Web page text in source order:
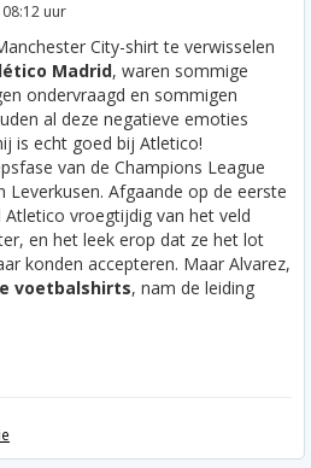
uur
City-shirt te verwisselen
Madrid, waren sommige
ondervraagd en sommigen
al deze negatieve emoties
is echt goed bij Atletico!
van de Champions League
Leverkusen. Afgaande op de eerste
vroegtijdig van het veld
en het leek erop dat ze het lot
konden accepteren. Maar Alvarez,
voetbalshirts, nam de leiding